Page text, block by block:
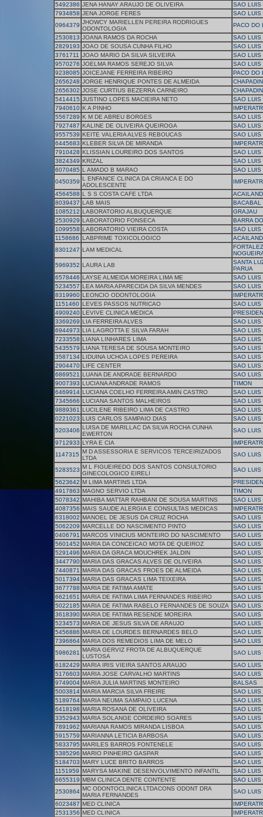
5492386 JENA HANAY ARAUJO DE OLIVEIRA
SAO LUIS
7934858 JENA JORGE FERES
SAO LUIS
0964379 JHOWCY MARIELLEN PEREIRA RODRIGUES
ODONTOLOGIA
PACO DO
2530813 JOANA RAMOS DA ROCHA
SAO LUIS
2829193 JOAO DE SOUSA CUNHA FILHO
SAO LUIS
3761711
JOAO MARIO DA SILVA SILVEIRA
SAO LUIS
9570276 JOELMA RAMOS SEREJO SILVA
SAO LUIS
9238085 JOICEJANE FERREIRA RIBEIRO
PACO DO
2656248 JORGE HENRIQUE PONTES DE ALMEIDA
2656302 JOSE CURTIUS BEZERRA CARNEIRO
5414415 JUSTINO LOPES MACIEIRA NETO
SAO LUIS
7940610 K A PINHO
5567289 K M DE ABREU BORGES
SAO LUIS
7927487 KALINE DE OLIVEIRA QUEIROGA
SAO LUIS
9557539 KEITE VALERIA ALVES REBOUCAS
SAO LUIS
6445683 KLEBER SILVA DE MIRANDA
7910428 KLISSIAN LOUREIRO DOS SANTOS
SAO LUIS
3824349 KRIZAL
SAO LUIS
6070485 L AMADO B MARAO
SAO LUIS
0450359 L ENFANCE CLINICA DA CRIANCA E DO
ADOLESCENTE
4564588 L S S COSTA CAFE LTDA
8039437 LAB MAIS
BACABAL
1085212 LABORATORIO ALBUQUERQUE
GRAJAU
2530929 LABORATORIO FONSECA
BARRA
1099558 LABORATORIO VIEIRA COSTA
SAO LUIS
1158686 LABPRIME TOXICOLOGICO
8301247 LAM MEDICAL
5969352 LAURA LAB
SANTA
PARUA
6578446 LAYSE ALMEIDA MOREIRA LIMA ME
SAO LUIS
5234557 LEA MARIA APARECIDA DA SILVA MENDES
SAO LUIS
8319960 LEONCIO ODONTOLOGIA
1151460 LEVES PASSOS NUTRICAO
SAO LUIS
4909240 LEVIVE CLINICA MEDICA
3369269 LIA FERREIRA ALVES
SAO LUIS
6944973 LIA LAGROTTA E SILVA FARAH
SAO LUIS
7233558 LIANA LINHARES LIMA
SAO LUIS
5435579 LIANA TERESA DE SOUSA MONTEIRO
SAO LUIS
3587134 LIDUINA UCHOA LOPES PEREIRA
SAO LUIS
2904470 LIFE CENTER
SAO LUIS
6869521 LUANA DE ANDRADE BERNARDO
SAO LUIS
9007393 LUCIANA ANDRADE RAMOS
TIMON
6469914 LUCIANA COELHO FERREIRA AMIN CASTRO
SAO LUIS
7345666 LUCIANA SANTOS MALHEIROS
SAO LUIS
9889361 LUCILENE RIBEIRO LIMA DE CASTRO
SAO LUIS
0221023 LUIS CARLOS SAMPAIO DIAS
SAO LUIS
5203406 LUISA DE MARILLAC DA SILVA ROCHA CUNHA
EWERTON
SAO LUIS
9712933 LYRA E CIA
1147315 M D ASSESSORIA E SERVICOS TERCEIRIZADOS
LTDA
SAO LUIS
5283523 M L FIGUEIREDO DOS SANTOS CONSULTORIO
GINECOLOGICO EIRELI
SAO LUIS
5623642 M LIMA MARTINS LTDA
4917863 MAGNO SERVIO LTDA
TIMON
5078342 MAHIBA MATTAR RAHBANI DE SOUSA MARTINS
SAO LUIS
4087356 MAIS SAUDE ALERGIA E CONSULTAS MEDICAS
6318002 MANOEL DE JESUS DA CRUZ ROCHA
SAO LUIS
5062209 MARCELLE DO NASCIMENTO PINTO
SAO LUIS
0406791 MARCOS VINICIUS MONTEIRO DO NASCIMENTO
SAO LUIS
5601452 MARIA DA CONCEICAO MOTA DE QUEIROZ
SAO LUIS
5291496 MARIA DA GRACA MOUCHREK JALDIN
SAO LUIS
3447790 MARIA DAS GRACAS ALVES DE OLIVEIRA
SAO LUIS
7440871 MARIA DAS GRACAS FROES DE ALMEIDA
SAO LUIS
5017394 MARIA DAS GRACAS LIMA TEIXEIRA
SAO LUIS
3677788 MARIA DE FATIMA AMATE
SAO LUIS
6621651 MARIA DE FATIMA LIMA FERNANDES RIBEIRO
SAO LUIS
5022185 MARIA DE FATIMA RABELO FERNANDES DE SOUZA
SAO LUIS
3618390 MARIA DE FATIMA RESENDE MOREIRA
SAO LUIS
5234573 MARIA DE JESUS SILVA DE ARAUJO
SAO LUIS
5456886 MARIA DE LOURDES BERNARDES BELO
SAO LUIS
7396864 MARIA DOS REMEDIOS LIMA DE MELO
SAO LUIS
5986281 MARIA GERVIZ FROTA DE ALBUQUERQUE
LUSTOSA
SAO LUIS
6182429 MARIA IRIS VIEIRA SANTOS ARAUJO
SAO LUIS
5176603 MARIA JOSE CARVALHO MARTINS
SAO LUIS
9749004 MARIA JULIA MARTINS MONTEIRO
BALSAS
5003814 MARIA MARCIA SILVA FREIRE
SAO LUIS
5189764 MARIA NEUMA SAMPAIO LUCENA
SAO LUIS
6418198 MARIA ROSANA DE OLIVEIRA
SAO LUIS
3352943 MARIA SOLANGE CORDEIRO SOARES
SAO LUIS
7891962 MARIANA RAMOS MIRANDA LISBOA
SAO LUIS
5915759 MARIANNA LETICIA BARBOSA
SAO LUIS
5833795 MARILES BARROS FONTENELE
SAO LUIS
5385296 MARIO PINHEIRO GASPAR
SAO LUIS
5184703 MARY LUCE BRITO BARROS
SAO LUIS
1151959 MARYSA MAKINE DESENVOLVIMENTO INFANTIL
SAO LUIS
6655319 MBM CLINICA DENTE CONTENTE
SAO LUIS
2530864 MC ODONTOCLINICA LTDACONS ODONT DRA
MARIA FERNANDES
SAO LUIS
6023487 MED CLINICA
2531356 MED CLINICA